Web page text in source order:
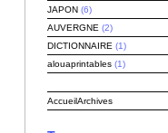
JAPON (6)
AUVERGNE (2)
DICTIONNAIRE (1)
alouaprintables (1)
AccueilArchives